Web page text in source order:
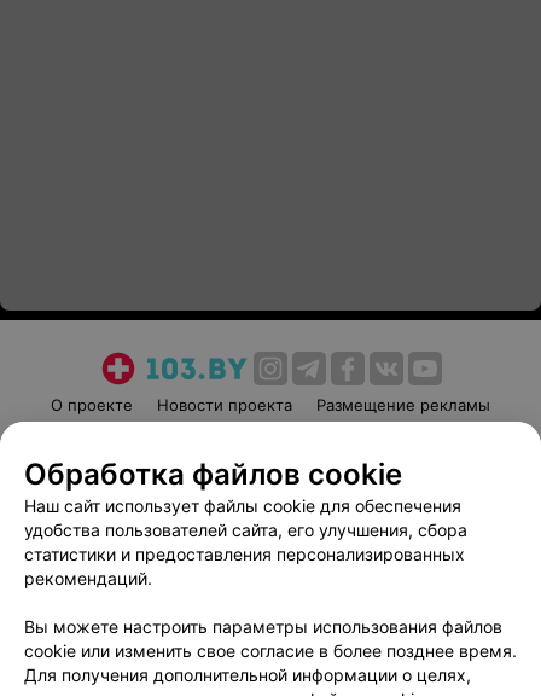
О проекте Новости проекта
Размещение рекламы
Пользовательское соглашение
Способы оплаты
Вакансии
Партнеры
Написать руководителю 103.by
Обработка персональных данных
Обработка файлов cookie
Наш сайт использует файлы cookie для обеспечения
удобства пользователей сайта, его улучшения, сбора
статистики и предоставления персонализированных
рекомендаций.
Вы можете настроить параметры использования файлов
cookie или изменить свое согласие в более позднее время.
Для получения дополнительной информации о целях,